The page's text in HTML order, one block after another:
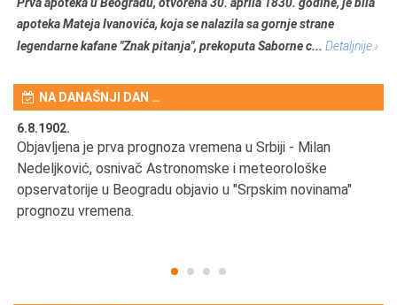
apoteka Mateja Ivanovića, koja se nalazila sa gornje strane
legendarne kafane "Znak pitanja", prekoputa Saborne c... Detaljnije ›
NA DANAŠNJI DAN …
6.8.1902.
Objavljena je prva prognoza vremena u Srbiji - Milan
Nedeljković, osnivač Astronomske i meteorološke
opservatorije u Beogradu objavio u "Srpskim novinama"
prognozu vremena.